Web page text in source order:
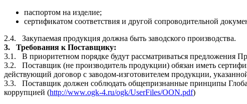
паспортом на изделие;
сертификатом соответствия и другой сопроводительной
2.4.
Закупаемая продукция должна быть заводского производства.
3.
Требования к Поставщику:
3.1.
В приоритетном порядке будут рассматриваться предложения
3.2.
Поставщик (не производитель продукции) обязан иметь
действующий договор с заводом-изготовителем продукции,
3.3.
Поставщик должен соблюдать общепризнанные принципы
коррупцией (http://www.ogk-4.ru/ogk/UserFiles/OON.pdf)